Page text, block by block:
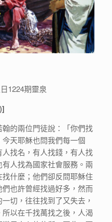
1224期靈泉
的兩位門徒說：「你們找
天耶穌也問我們每一個
找名，有人找錢，有人找
人找為國家社會服務。兩
什麼；他們卻反問耶穌住
也許曾經找過好多，然而
切，往往找到了又失去，
以在千找萬找之後，人渴